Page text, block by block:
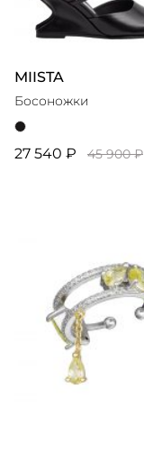
MIISTA
Босоножки
27 540 ₽ 45 900 ₽